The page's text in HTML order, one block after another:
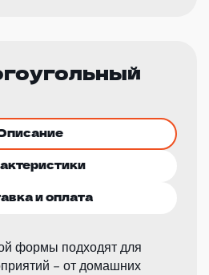
и оплата
формы подходят для
– от домашних